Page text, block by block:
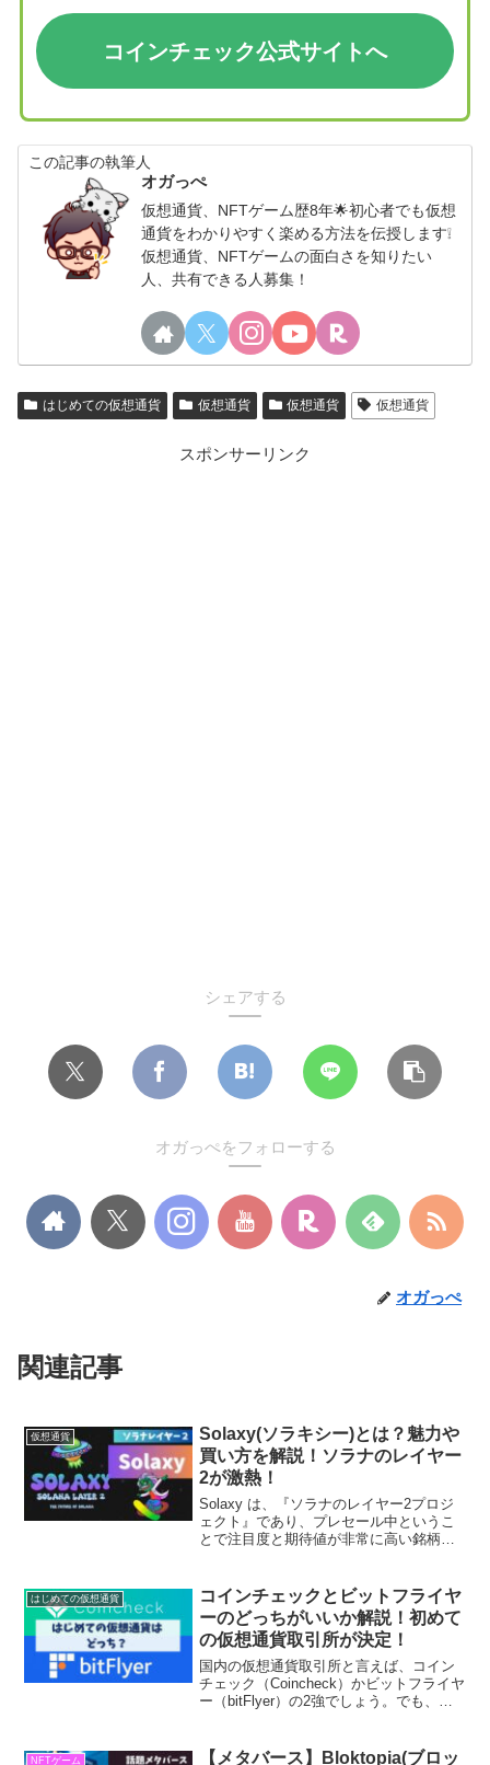
コインチェック公式サイトへ
この記事の執筆人
オガっぺ
仮想通貨、NFTゲーム歴8年🌟初心者でも仮想
通貨をわかりやすく楽める方法を伝授します❕
仮想通貨、NFTゲームの面白さを知りたい
人、共有できる人募集！
はじめての仮想通貨 仮想通貨 仮想通貨 仮想通貨
スポンサーリンク
シェアする
オガっぺをフォローする
オガっぺ
関連記事
仮想通貨
Solaxy(ソラキシー)とは？魅力や
買い方を解説！ソラナのレイヤー
2が激熱！
Solaxy は、『ソラナのレイヤー2プロジ
ェクト』であり、プレセール中というこ
とで注目度と期待値が非常に高い銘柄で
もわかりやすく解説していきます。
はじめての仮想通貨
コインチェックとビットフライヤ
ーのどっちがいいか解説！初めて
の仮想通貨取引所が決定！
国内の仮想通貨取引所と言えば、コイン
チェック（Coincheck）かビットフライヤ
ー（bitFlyer）の2強でしょう。でも、ど
もピッタリの仮想通貨取引所が決まりま
NFTゲーム 【メタバース】Bloktopia(ブロッ